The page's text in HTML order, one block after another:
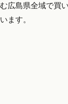
む広島県全域で買
います。